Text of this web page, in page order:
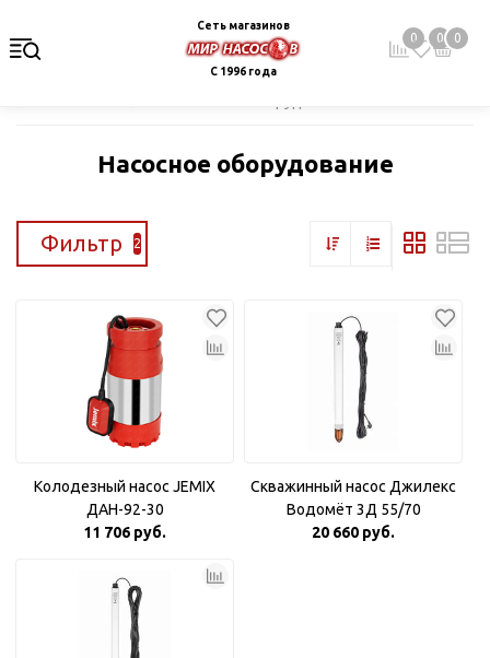
Сеть магазинов
С 1996 года
0 0 0
Насосное оборудование
Фильтр 2
Колодезный насос JEMIX
ДАН-92-30
11 706 руб.
Скважинный насос Джилекс
Водомёт 3Д 55/70
20 660 руб.